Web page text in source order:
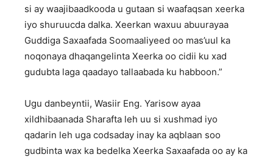
si ay waajibaadkooda u gutaan si waafaqsan xeerka
iyo shuruucda dalka. Xeerkan waxuu abuurayaa
Guddiga Saxaafada Soomaaliyeed oo mas’uul ka
noqonaya dhaqangelinta Xeerka oo cidii ku xad
gudubta laga qaadayo tallaabada ku habboon.”
Ugu danbeyntii, Wasiir Eng. Yarisow ayaa
xildhibaanada Sharafta leh uu si xushmad iyo
qadarin leh uga codsaday inay ka aqblaan soo
gudbinta wax ka bedelka Xeerka Saxaafada oo ay ka